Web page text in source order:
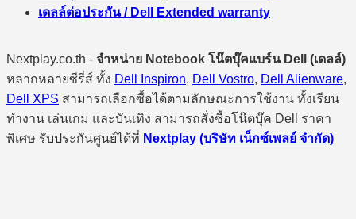
เดลล์ต่อประกัน / Dell Extended warranty
Nextplay.co.th - จำหน่าย Notebook โน๊ตบุ๊คแบร์น Dell (เดลล์)
หลากหลายซีรี่ส์ ทั้ง Dell Inspiron, Dell Vostro, Dell Alienware,
Dell XPS สามารถเลือกซื้อได้ตามลักษณะการใช้งาน ทั้งเรียน
ทำงาน เล่นเกม และบันเทิง สามารถสั่งซื้อโน๊ตบุ๊ค Dell ราคา
พิเศษ รับประกันศูนย์ได้ที่ Nextplay (บริษัท เน็กซ์เพลย์ จำกัด)